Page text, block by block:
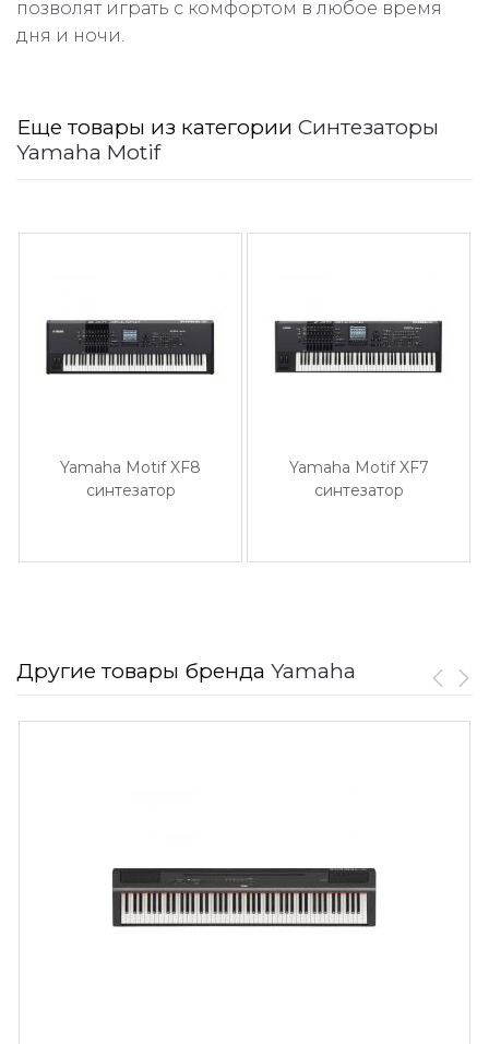
позволят играть с комфортом в любое время
дня и ночи.
Еще товары из категории Синтезаторы
Yamaha Motif
Yamaha Motif XF8
синтезатор
Yamaha Motif XF7
синтезатор
Другие товары бренда Yamaha